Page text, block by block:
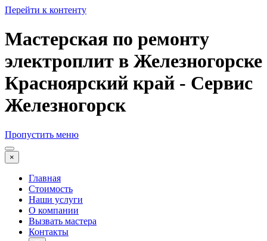
Перейти к контенту
Мастерская по ремонту
электроплит в Железногорске
Красноярский край - Сервис
Железногорск
Пропустить меню
×
Главная
Стоимость
Наши услуги
О компании
Вызвать мастера
Контакты